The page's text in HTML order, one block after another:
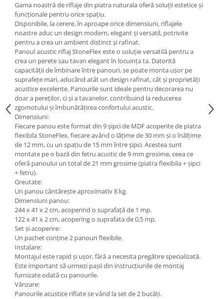
Gama noastră de riflaje din piatra naturala oferă soluții estetice și
funcționale pentru orice spațiu.
Disponibile, la cerere, în aproape orice dimensiuni, riflajele
noastre aduc un design modern, elegant și versatil, potrivite
pentru a crea un ambient distinct și rafinat.
Panoul acustic riflaj StoneFlex este o soluție versatilă pentru a
crea un perete sau tavan elegant în locuința ta. Datorită
capacității de îmbinare între panouri, se poate monta ușor pe
suprafețe mari, aducând atât un design rafinat, cât și proprietăți
acustice excelente. Panourile sunt ideale pentru decorarea nu
doar a pereților, ci și a tavanelor, contribuind la reducerea
zgomotului și îmbunătățirea confortului acustic.
Dimensiuni:
Fiecare panou este format din 9 șipci de MDF acoperite de piatra
flexibila StoneFlex, fiecare având o lățime de 30 mm și o înălțime
de 12 mm, cu un spațiu de 15 mm între șipci. Acestea sunt
montate pe o bază din fetru acustic de 9 mm grosime, ceea ce
oferă panoului un total de 21 mm grosime (piatra flexibila + șipci
+ fetru).
Greutate:
Un panou cântărește aproximativ 8 kg.
Dimensiuni panou:
244 x 41 x 2 cm, acoperind o suprafață de 1 mp.
122 x 41 x 2 cm, acopering o suprafata de 0,5 mp.
Set și acoperire:
Un pachet conține 2 panouri flexibile.
Instalare:
Montajul este rapid și ușor, fără a necesita pregătire specializată.
Este important să urmezi pașii din instrucțiunile de montaj
furnizate odată cu panourile.
Vânzare:
Panourile acustice riflate se vând la set de 2 bucăți.